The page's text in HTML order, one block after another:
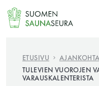
Siirry
sisältöön
Jokaisen kuun 1.
ETUSIVU
TULEVIEN VUOROJEN
VARAUSKALENTERISTA